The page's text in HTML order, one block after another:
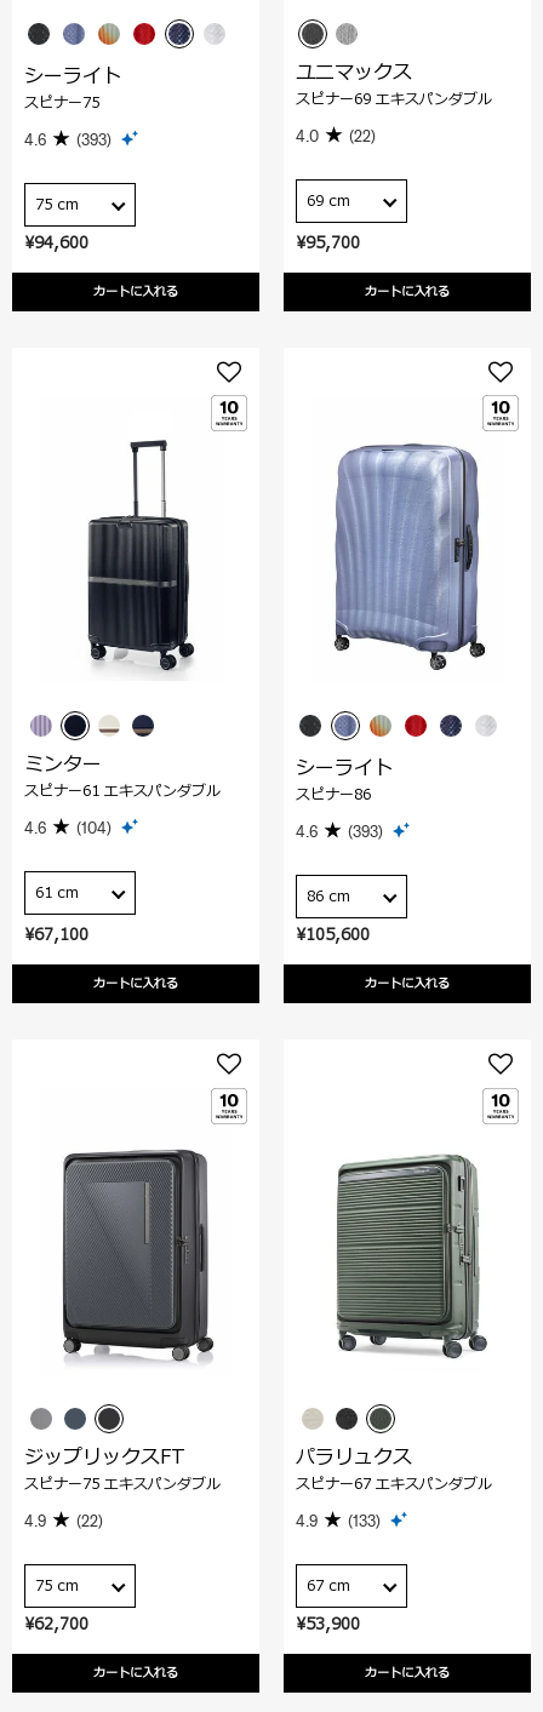
¥94,600
カートに入れる
シーライト
スピナー75
4.6 (393)
75 cm
¥95,700
カートに入れる
ユニマックス
スピナー69 エキスパンダブル
4.0 (22)
69 cm
¥67,100
カートに入れる
ミンター
スピナー61 エキスパンダブル
4.6 (104)
61 cm
¥105,600
カートに入れる
シーライト
スピナー86
4.6 (393)
86 cm
¥62,700
カートに入れる
ジップリックスFT
スピナー75 エキスパンダブル
4.9 (22)
75 cm
¥53,900
カートに入れる
パラリュクス
スピナー67 エキスパンダブル
4.9 (133)
67 cm